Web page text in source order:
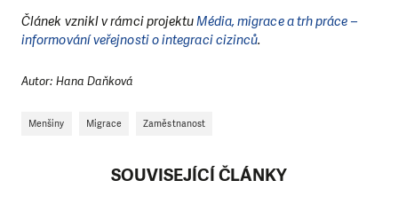
Článek vznikl v rámci projektuMédia, migrace a trh práce –
informování veřejnosti o integraci cizinců.
Autor: Hana Daňková
Menšiny Migrace Zaměstnanost
SOUVISEJÍCÍ ČLÁNKY